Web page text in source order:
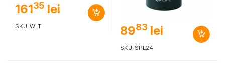
16135 lei
SKU: WLT 8983 lei
SKU: SPL24